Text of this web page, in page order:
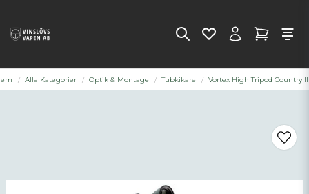
Alla Kategorier Optik & Montage Tubkikare Vortex High Tripod Country II